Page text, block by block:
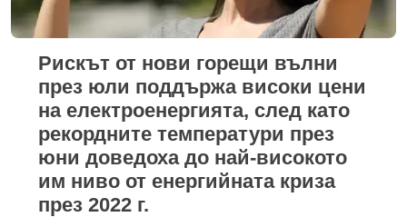
Рискът от нови горещи вълни
през юли поддържа високи цени
на електроенергията, след като
рекордните температури през
юни доведоха до най-високото
им ниво от енергийната криза
през 2022 г.